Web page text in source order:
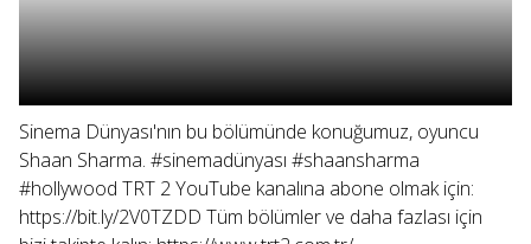
Sinema Dünyası'nın bu bölümünde konuğumuz, oyuncu
Shaan Sharma. #sinemadünyası #shaansharma
#hollywood TRT 2 YouTube kanalına abone olmak için:
https://bit.ly/2V0TZDD Tüm bölümler ve daha fazlası için